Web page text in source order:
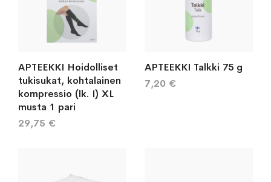
APTEEKKI Hoidolliset
tukisukat, kohtalainen
kompressio (lk. I) XL
musta 1 pari
29,75 €
APTEEKKI Talkki 75 g
7,20 €